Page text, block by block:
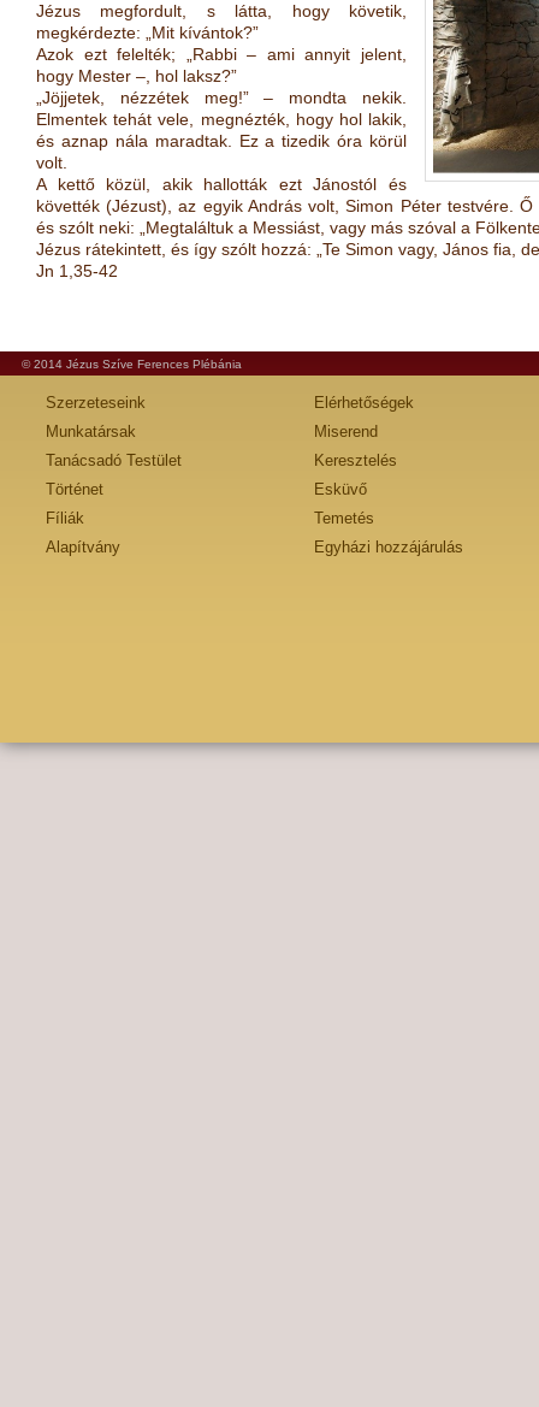
Jézus megfordult, s látta, hogy követik,
megkérdezte: „Mit kívántok?”
Azok ezt felelték; „Rabbi – ami annyit jelent,
hogy Mester –, hol laksz?”
„Jöjjetek, nézzétek meg!” – mondta nekik.
Elmentek tehát vele, megnézték, hogy hol lakik,
és aznap nála maradtak. Ez a tizedik óra körül
volt.
A kettő közül, akik hallották ezt Jánostól és
követték (Jézust), az egyik András volt, Simon Péter testvére.
és szólt neki: „Megtaláltuk a Messiást, vagy más szóval a
Jézus rátekintett, és így szólt hozzá: „Te Simon vagy, János fia,
Jn 1,35-42
© 2014 Jézus Szíve Ferences Plébánia
Szerzeteseink
Munkatársak
Tanácsadó Testület
Történet
Fíliák
Alapítvány
Elérhetőségek
Miserend
Keresztelés
Esküvő
Temetés
Egyházi hozzájárulás